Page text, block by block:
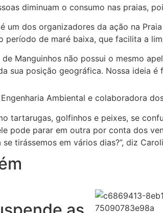
diminuam o consumo nas praias,
um dos organizadores da ação na
período de maré baixa, que facilita a
de Manguinhos não possui o mesmo
sua posição geográfica. Nossa ideia
Ambiental e colaboradora
tartarugas, golfinhos e peixes, se
pode parar em outra por conta dos
tirássemos em vários dias?”, diz